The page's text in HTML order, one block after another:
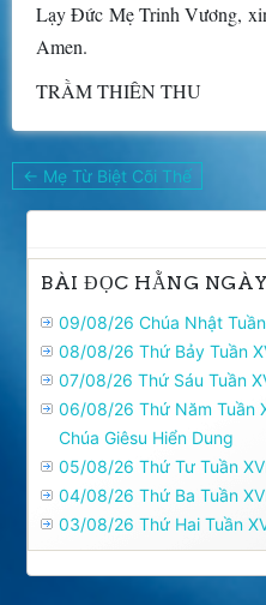
Lạy Đức Mẹ Trinh Vương,
Amen.
TRẦM THIÊN THU
Điều
hướng
viết
← Mẹ Từ Biệt Cõi Thế
BÀI ĐỌC HẰNG NGÀY
09/08/26 Chúa Nhật
08/08/26 Thứ Bảy Tuần
07/08/26 Thứ Sáu Tuần
06/08/26 Thứ Năm Tuần
Chúa Giêsu Hiển Dung
05/08/26 Thứ Tư Tuần
04/08/26 Thứ Ba Tuần
03/08/26 Thứ Hai Tuần